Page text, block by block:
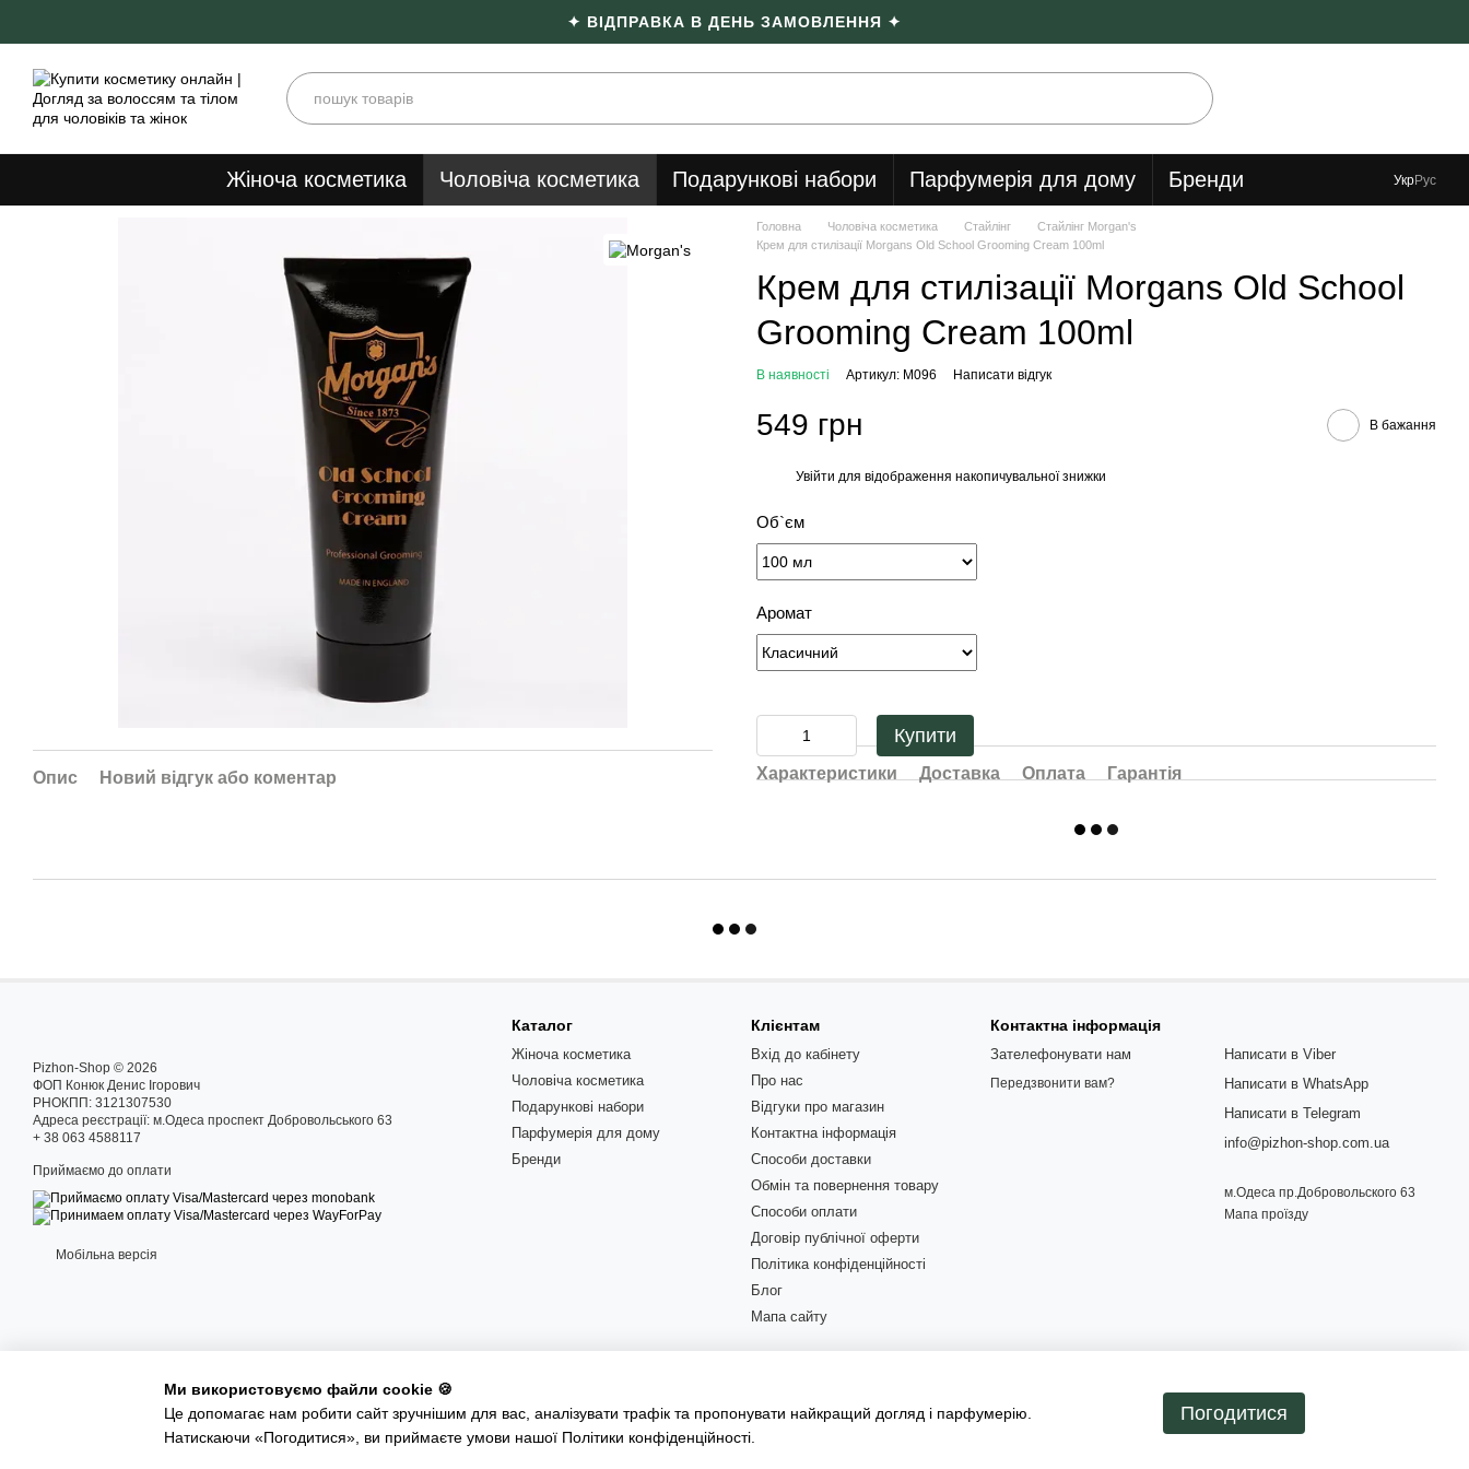
✦ ВІДПРАВКА В ДЕНЬ ЗАМОВЛЕННЯ ✦
Жіноча косметика Чоловіча косметика Подарункові набори Парфумерія для дому Бренди УкрРус
Опис Новий відгук або коментар
Головна Чоловіча косметика Стайлінг
Стайлінг Morgan's
Крем для стилізації Morgans Old School Grooming Cream 100ml
Крем для стилізації Morgans Old School
Grooming Cream 100ml
В наявності Артикул: M096 Написати відгук
549 грн В бажання
Увійти для відображення накопичувальної знижки
Об`єм
Аромат
Купити
Характеристики Доставка Оплата Гарантія
Pizhon-Shop © 2026
ФОП Конюк Денис Ігорович
РНОКПП: 3121307530
Адреса реєстрації: м.Одеса проспект Добровольського 63
+ 38 063 4588117
Приймаємо до оплати
Мобільна версія
Інтернет-магазин створений з Хорошоп
Каталог
Жіноча косметика
Чоловіча косметика
Подарункові набори
Парфумерія для дому
Бренди
Клієнтам
Вхід до кабінету
Про нас
Відгуки про магазин
Контактна інформація
Способи доставки
Обмін та повернення товару
Способи оплати
Договір публічної оферти
Політика конфіденційності
Блог
Мапа сайту
Контактна інформація
Зателефонувати нам
Передзвонити вам?
Написати в Viber
Написати в WhatsApp
Написати в Telegram
info@pizhon-shop.com.ua
м.Одеса пр.Добровольского 63
Мапа проїзду
Ми використовуємо файли cookie 🍪
Це допомагає нам робити сайт зручнішим для вас, аналізувати трафік та пропонувати найкращий догляд і парфумерію.
Натискаючи «Погодитися», ви приймаєте умови нашої Політики конфіденційності
Погодитися